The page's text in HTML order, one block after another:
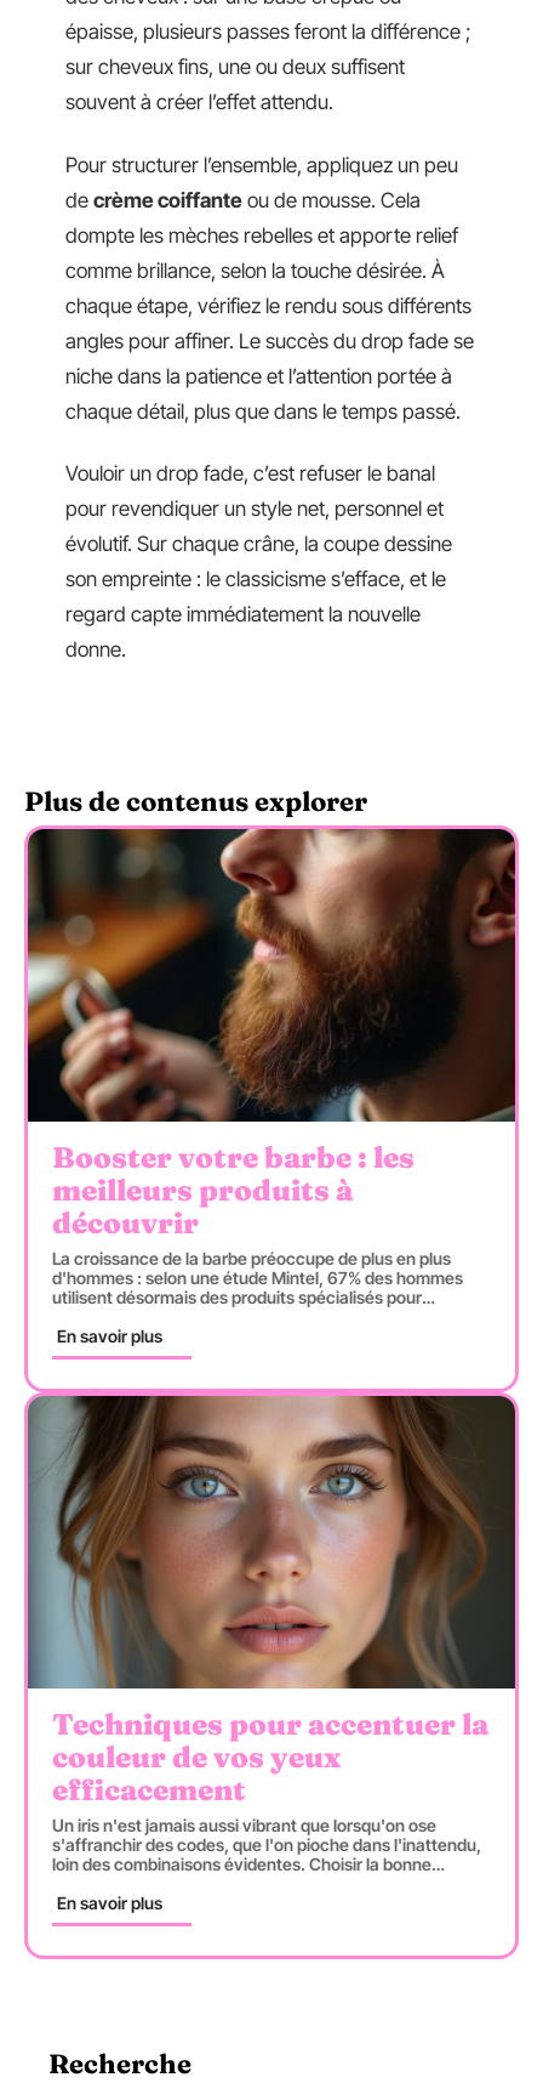
épaisse, plusieurs passes feront la différence ;
sur cheveux fins, une ou deux suffisent
souvent à créer l’effet attendu.
Pour structurer l’ensemble, appliquez un peu
de crème coiffante ou de mousse. Cela
dompte les mèches rebelles et apporte relief
comme brillance, selon la touche désirée. À
chaque étape, vérifiez le rendu sous différents
angles pour affiner. Le succès du drop fade se
niche dans la patience et l’attention portée à
chaque détail, plus que dans le temps passé.
Vouloir un drop fade, c’est refuser le banal
pour revendiquer un style net, personnel et
évolutif. Sur chaque crâne, la coupe dessine
son empreinte : le classicisme s’efface, et le
regard capte immédiatement la nouvelle
donne.
Plus de contenus explorer
Booster votre barbe : les
meilleurs produits à
découvrir
La croissance de la barbe préoccupe de plus en plus
d'hommes : selon une étude Mintel, 67% des hommes
utilisent désormais des produits spécialisés pour…
En savoir plus
Techniques pour accentuer la
couleur de vos yeux
efficacement
Un iris n'est jamais aussi vibrant que lorsqu'on ose
s'affranchir des codes, que l'on pioche dans l'inattendu,
loin des combinaisons évidentes. Choisir la bonne…
En savoir plus
Recherche